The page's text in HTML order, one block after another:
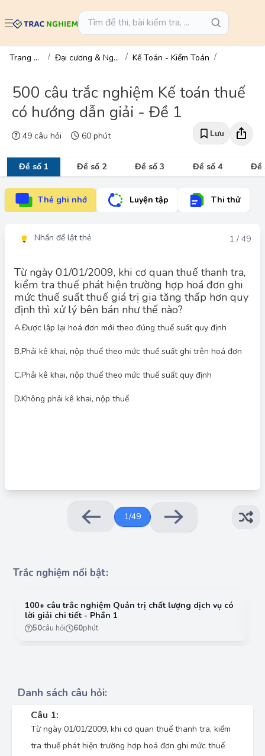
Trang chủ Đại cương & Ngành Kế Toán - Kiểm Toán
500 câu trắc nghiệm Kế toán thuế
có hướng dẫn giải - Đề 1
49 câu hỏi 60 phút Lưu
Đề số 1 Đề số 2 Đề số 3 Đề số 4 Đề
Thẻ ghi nhớ Luyện tập Thi thử
Nhấn để lật thẻ 1 / 49
Từ ngày 01/01/2009, khi cơ quan thuế thanh tra,
kiểm tra thuế phát hiện trường hợp hoá đơn ghi
mức thuế suất thuế giá trị gia tăng thấp hơn quy
định thì xử lý bên bán như thế nào?
A.Được lập lại hoá đơn mới theo đúng thuế suất quy định
B.Phải kê khai, nộp thuế theo mức thuế suất ghi trên hoá đơn
C.Phải kê khai, nộp thuế theo mức thuế suất quy định
D.Không phải kê khai, nộp thuế
Câu hỏi kiểm tra về việc xử lý hóa đơn ghi sai thuế suất thuế
GTGT thấp hơn quy định khi cơ quan thuế thanh tra, kiểm tra.
suất quy định, không được kê khai theo mức thuế suất sai trên
về nghĩa vụ nộp thuế đúng theo quy định.
1/49
Trắc nghiệm nổi bật:
100+ câu trắc nghiệm Quản trị chất lượng dịch vụ có
lời giải chi tiết - Phần 1
50câu hỏi 60phút
Danh sách câu hỏi:
Câu 1:
Từ ngày 01/01/2009, khi cơ quan thuế thanh tra, kiểm
tra thuế phát hiện trường hợp hoá đơn ghi mức thuế